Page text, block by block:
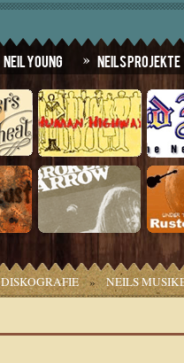
Neil Young Neils Projekte
DISKOGRAFIE » NEILS